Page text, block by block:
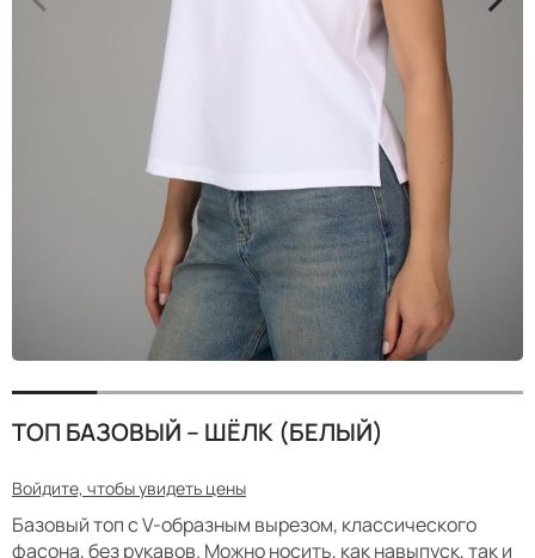
ТОП БАЗОВЫЙ – ШЁЛК (БЕЛЫЙ)
Войдите, чтобы увидеть цены
Базовый топ с V-образным вырезом, классического
фасона, без рукавов. Можно носить, как навыпуск, так и